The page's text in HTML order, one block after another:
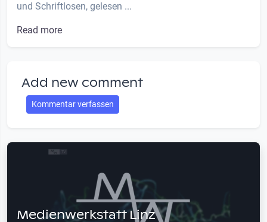
und Schriftlosen, gelesen ...
Read more
Add new comment
Kommentar verfassen
Medienwerkstatt Linz